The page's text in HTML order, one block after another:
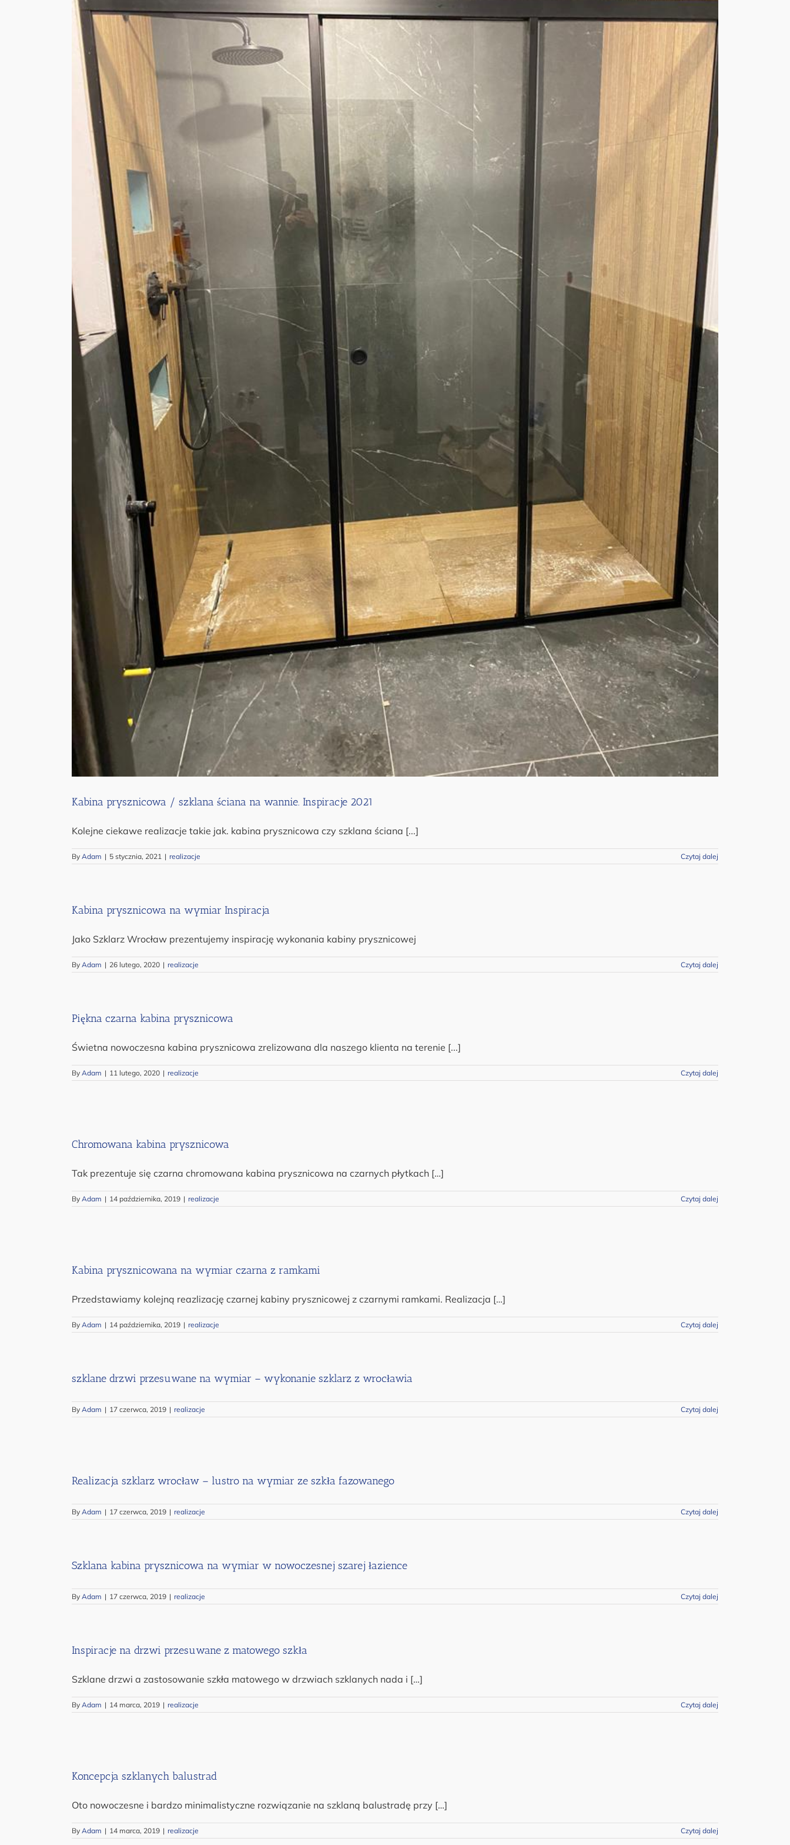
Kabina prysznicowa / szklana ściana na wannie. Inspiracje 2021
Kolejne ciekawe realizacje takie jak. kabina prysznicowa czy szklana ściana [...]
By Adam | 5 stycznia, 2021 | realizacje Czytaj dalej
Kabina prysznicowa na wymiar Inspiracja
Jako Szklarz Wrocław prezentujemy inspirację wykonania kabiny prysznicowej
By Adam | 26 lutego, 2020 | realizacje Czytaj dalej
Piękna czarna kabina prysznicowa
Świetna nowoczesna kabina prysznicowa zrelizowana dla naszego klienta na terenie [...]
By Adam | 11 lutego, 2020 | realizacje Czytaj dalej
Chromowana kabina prysznicowa
Tak prezentuje się czarna chromowana kabina prysznicowa na czarnych płytkach […]
By Adam | 14 października, 2019 | realizacje Czytaj dalej
Kabina prysznicowana na wymiar czarna z ramkami
Przedstawiamy kolejną reazlizację czarnej kabiny prysznicowej z czarnymi ramkami. Realizacja […]
By Adam | 14 października, 2019 | realizacje Czytaj dalej
szklane drzwi przesuwane na wymiar – wykonanie szklarz z wrocławia
By Adam | 17 czerwca, 2019 | realizacje Czytaj dalej
Realizacja szklarz wrocław – lustro na wymiar ze szkła fazowanego
By Adam | 17 czerwca, 2019 | realizacje Czytaj dalej
Szklana kabina prysznicowa na wymiar w nowoczesnej szarej łazience
By Adam | 17 czerwca, 2019 | realizacje Czytaj dalej
Inspiracje na drzwi przesuwane z matowego szkła
Szklane drzwi a zastosowanie szkła matowego w drzwiach szklanych nada i […]
By Adam | 14 marca, 2019 | realizacje Czytaj dalej
Koncepcja szklanych balustrad
Oto nowoczesne i bardzo minimalistyczne rozwiązanie na szklaną balustradę przy […]
By Adam | 14 marca, 2019 | realizacje Czytaj dalej